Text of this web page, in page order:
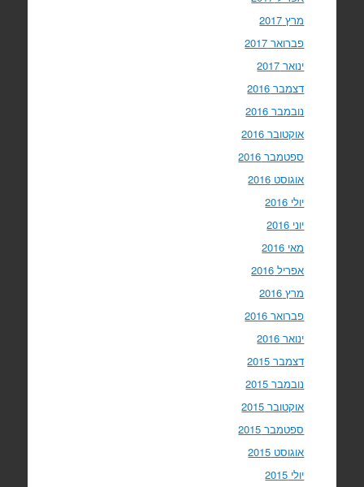
מרץ 2017
פברואר 2017
ינואר 2017
דצמבר 2016
נובמבר 2016
אוקטובר 2016
ספטמבר 2016
אוגוסט 2016
יולי 2016
יוני 2016
מאי 2016
אפריל 2016
מרץ 2016
פברואר 2016
ינואר 2016
דצמבר 2015
נובמבר 2015
אוקטובר 2015
ספטמבר 2015
אוגוסט 2015
יולי 2015